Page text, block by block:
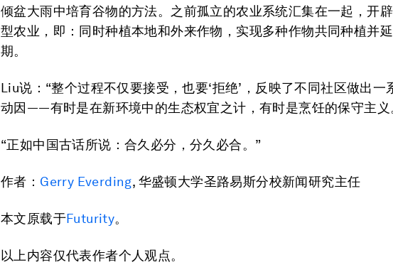
倾盆大雨中培育谷物的方法。之前孤立的农业系统汇集在一起，开
型农业，即：同时种植本地和外来作物，实现多种作物共同种植并
期。
Liu说：“整个过程不仅要接受，也要‘拒绝’，反映了不同社区做出一
动因——有时是在新环境中的生态权宜之计，有时是烹饪的保守主义
“正如中国古话所说：合久必分，分久必合。”
作者： Gerry Everding, 华盛顿大学圣路易斯分校新闻研究主任
本文原载于Futurity。
以上内容仅代表作者个人观点。